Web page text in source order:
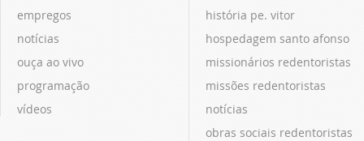
empregos
notícias
ouça ao vivo
programação
vídeos
história pe. vitor
hospedagem santo afonso
missionários redentoristas
missões redentoristas
notícias
obras sociais redentoristas